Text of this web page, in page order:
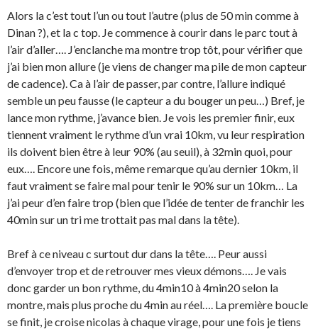
Alors la c’est tout l’un ou tout l’autre (plus de 50 min comme à
Dinan ?), et la c top. Je commence à courir dans le parc tout à
l’air d’aller…. J’enclanche ma montre trop tôt, pour vérifier que
j’ai bien mon allure (je viens de changer ma pile de mon capteur
de cadence). Ca à l’air de passer, par contre, l’allure indiqué
semble un peu fausse (le capteur a du bouger un peu…) Bref, je
lance mon rythme, j’avance bien. Je vois les premier finir, eux
tiennent vraiment le rythme d’un vrai 10km, vu leur respiration
ils doivent bien être à leur 90% (au seuil), à 32min quoi, pour
eux…. Encore une fois, même remarque qu’au dernier 10km, il
faut vraiment se faire mal pour tenir le 90% sur un 10km… La
j’ai peur d’en faire trop (bien que l’idée de tenter de franchir les
40min sur un tri me trottait pas mal dans la tête).
Bref à ce niveau c surtout dur dans la tête…. Peur aussi
d’envoyer trop et de retrouver mes vieux démons…. Je vais
donc garder un bon rythme, du 4min10 à 4min20 selon la
montre, mais plus proche du 4min au réel…. La première boucle
se finit, je croise nicolas à chaque virage, pour une fois je tiens